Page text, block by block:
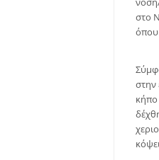
στο
όπου
στην
κήπο